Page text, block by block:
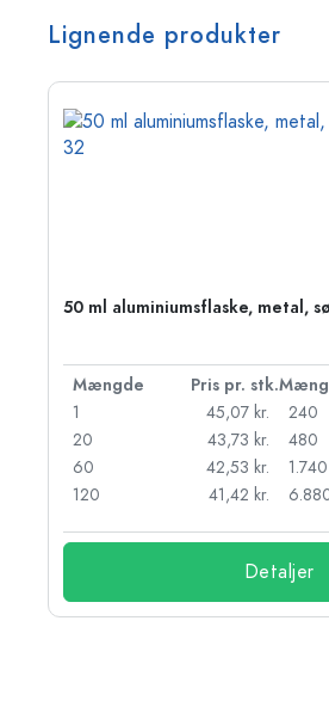
Lignende produkter
50 ml aluminiumsflaske, metal,
Mængde Pris pr. stk.
1
45,07 kr.
20
43,73 kr.
60
42,53 kr.
120
41,42 kr.
240
480
1.740
Detaljer